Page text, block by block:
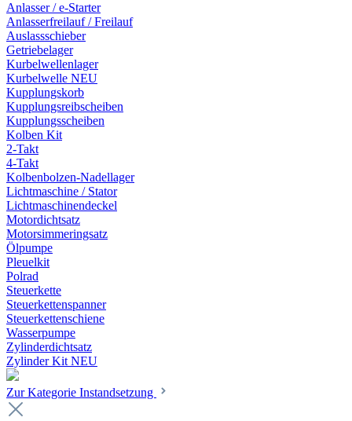
Anlasser / e-Starter
Anlasserfreilauf / Freilauf
Auslassschieber
Getriebelager
Kurbelwellenlager
Kurbelwelle NEU
Kupplungskorb
Kupplungsreibscheiben
Kupplungsscheiben
Kolben Kit
2-Takt
4-Takt
Kolbenbolzen-Nadellager
Lichtmaschine / Stator
Lichtmaschinendeckel
Motordichtsatz
Motorsimmeringsatz
Ölpumpe
Pleuelkit
Polrad
Steuerkette
Steuerkettenspanner
Steuerkettenschiene
Wasserpumpe
Zylinderdichtsatz
Zylinder Kit NEU
Zur Kategorie Instandsetzung